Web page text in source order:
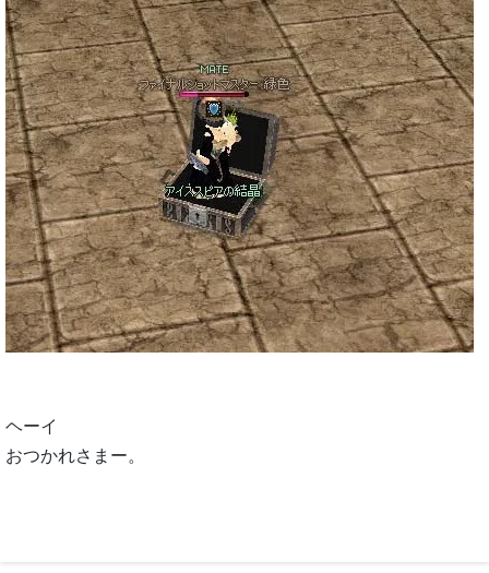
ヘーイ
おつかれさまー。